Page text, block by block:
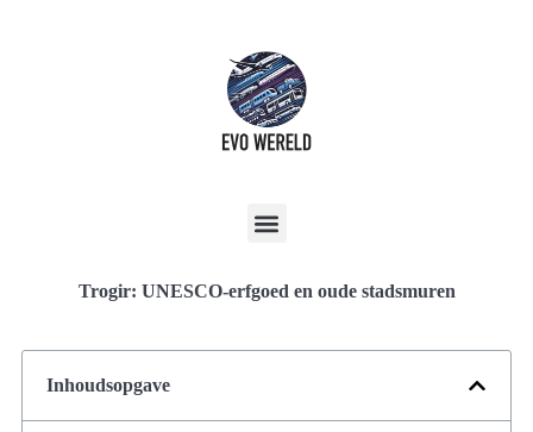
Trogir: UNESCO-erfgoed en oude stadsmuren
Inhoudsopgave